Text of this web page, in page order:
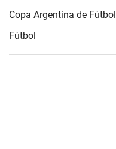
Copa Argentina de Fútbol
Fútbol